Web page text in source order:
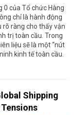
0 của Tổ chức Hàng
chỉ là hành động
rõ ràng cho thấy vận
trị toàn cầu. Trong
liệu sẽ là một “nút
kinh tế toàn cầu.
Shipping